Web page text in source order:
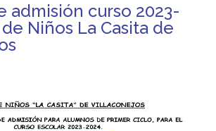
admisión curso 2023-
de Niños La Casita de